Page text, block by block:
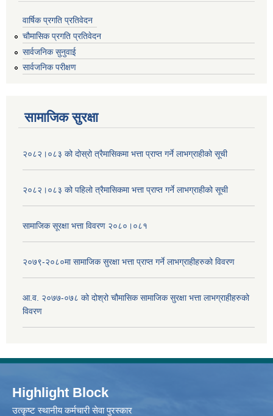
वार्षिक प्रगति प्रतिवेदन
चौमासिक प्रगति प्रतिवेदन
सार्वजनिक सुनुवाई
सार्वजनिक परीक्षण
सामाजिक सुरक्षा
२०८२।०८३ को दोस्रो त्रैमासिकमा भत्ता प्राप्‍त गर्ने लाभग्राहीको सूची
२०८२।०८३ को पहिलो त्रैमासिकमा भत्ता प्राप्‍त गर्ने लाभग्राहीको सूची
सामाजिक सूरक्षा भत्ता विवरण २०८०।०८१
२०७९-२०८०मा सामाजिक सुरक्षा भत्ता प्राप्त गर्ने लाभग्राहीहरुको विवरण
आ.व. २०७७-०७८ को दोश्रो चौमासिक सामाजिक सुरक्षा भत्ता लाभग्राहीहरुको
विवरण
Highlight Block
उत्‍कृष्ट स्थानीय कर्मचारी सेवा पुरस्कार